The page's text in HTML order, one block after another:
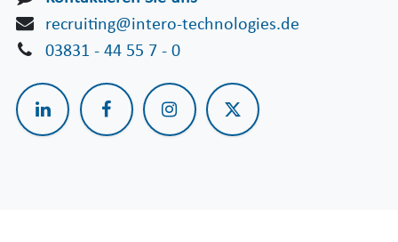
recruiting@intero-technologies.de
03831 - 44 55 7 - 0